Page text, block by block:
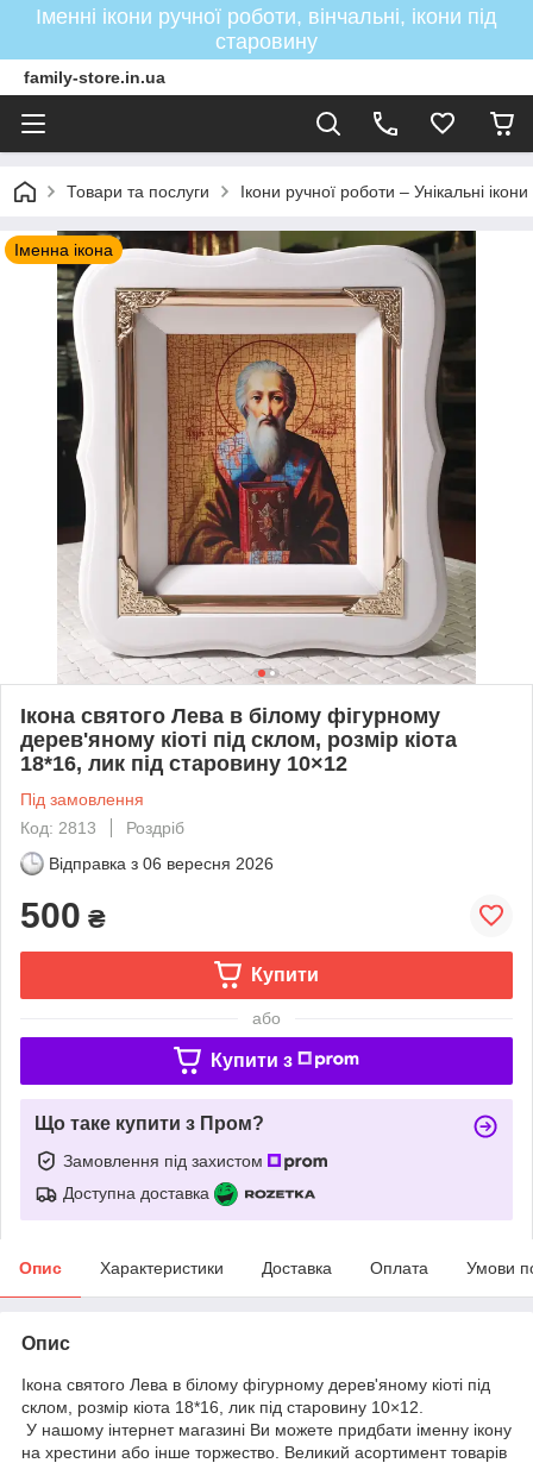
Іменні ікони ручної роботи, вінчальні, ікони під
старовину
family-store.in.ua
Товари та послуги Ікони ручної роботи – Унікальні
Іменна ікона
Ікона святого Лева в білому фігурному
дерев'яному кіоті під склом, розмір кіота
18*16, лик під старовину 10×12
Під замовлення
Код: 2813
Роздріб
Відправка з 06 вересня 2026
500 ₴
Купити
або
Купити з
Що таке купити з Пром?
Замовлення під захистом
Доступна доставка
Опис Характеристики Доставка Оплата Умови
Опис
Ікона святого Лева в білому фігурному дерев'яному кіоті під
склом, розмір кіота 18*16, лик під старовину 10×12.
У нашому інтернет магазині Ви можете придбати іменну ікону
на хрестини або інше торжество. Великий асортимент товарів